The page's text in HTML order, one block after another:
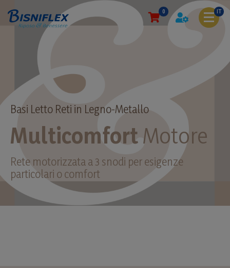
0 IT
Basi Letto Reti in Legno-Metallo
MulticomfortMotore
Rete motorizzata a 3 snodi per esigenze
particolari o comfort